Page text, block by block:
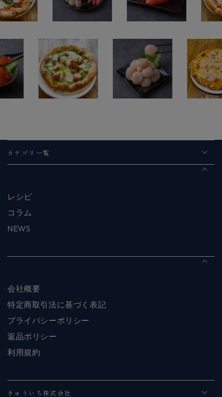
カテゴリ一覧
レシピ
コラム
NEWS
会社概要
特定商取引法に基づく表記
プライバシーポリシー
返品ポリシー
利用規約
きゅういち株式会社